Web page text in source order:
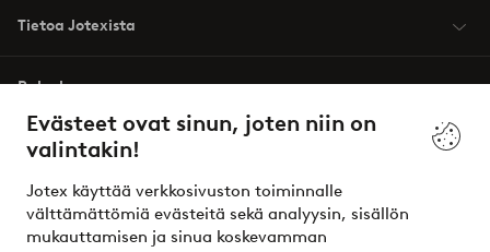
Evästeet ovat sinun, joten niin on
valintakin!
Jotex käyttää verkkosivuston toiminnalle
välttämättömiä evästeitä sekä analyysin, sisällön
mukauttamisen ja sinua koskevamman
Tietoa Jotexista
Palvelumme
Ehdot
Ystävät